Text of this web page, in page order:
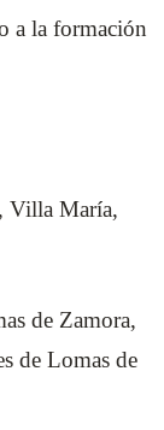
a la formación
Villa María,
de Zamora,
de Lomas de